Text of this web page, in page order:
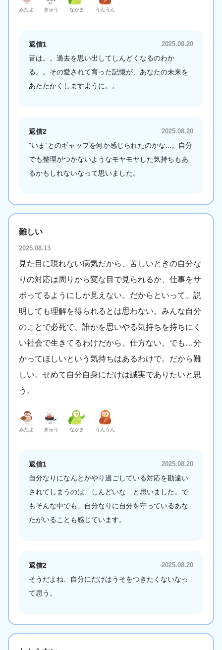
みたよ ぎゅう なかま うんうん
返信1 2025.08.20
昔は。。過去を思い出してしんどくなるのわか
る。。その愛されて育った記憶が、あなたの未来を
あたたかくしますように。。
返信2 2025.08.20
”いま”とのギャップを何か感じられたのかな...。自分
でも整理がつかないようなモヤモヤした気持ちもあ
るかもしれないなって思いました。
難しい
2025.08.13
見た目に現れない病気だから、苦しいときの自分な
りの対応は周りから変な目で見られるか、仕事をサ
ボってるようにしか見えない。だからといって、説
明しても理解を得られるとは思わない。みんな自分
のことで必死で、誰かを思いやる気持ちを持ちにく
い社会で生きてるわけだから。仕方ない。でも…分
かってほしいという気持ちはあるわけで。だから難
しい。せめて自分自身にだけは誠実でありたいと思
う。
みたよ ぎゅう なかま うんうん
返信1 2025.08.20
自分なりになんとかやり過ごしている対応を勘違い
されてしまうのは、しんどいな…と思いました。で
もそんな中でも、自分なりに自分を守っているあな
たがいることも感じています。
返信2 2025.08.20
そうだよね、自分にだけはうそをつきたくないなっ
て思う。